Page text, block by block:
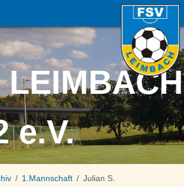
LEIMBACH
e.V.
1.Mannschaft Julian S.